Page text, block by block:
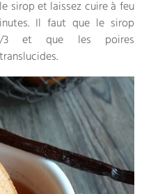
sirop et laissez cuire à feu
Il faut que le sirop
3 et que les poires